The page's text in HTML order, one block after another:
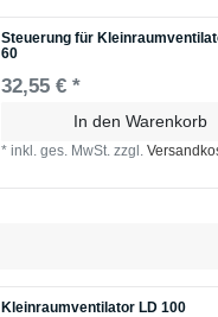
Steuerung für
60
32,55 € *
In den Warenkorb
*inkl. ges. MwSt. zzgl.
Kleinraumventilator LD 100